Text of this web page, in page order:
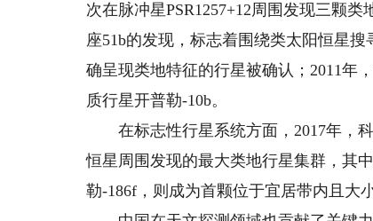
次在脉冲星PSR1257+12周围发现三颗
座51b的发现，标志着围绕类太阳恒星搜
确呈现类地特征的行星被确认；2011年
质行星开普勒-10b。
在标志性行星系统方面，2017年，科
恒星周围发现的最大类地行星集群，其
勒-186f，则成为首颗位于宜居带内且大